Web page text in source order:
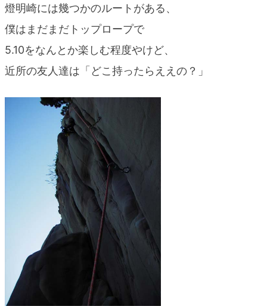
燈明崎には幾つかのルートがある、
僕はまだまだトップロープで
5.10をなんとか楽しむ程度やけど、
近所の友人達は「どこ持ったらええの？」